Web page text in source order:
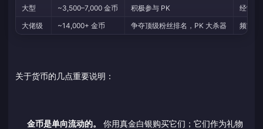
大型
~3,500–7,000 金币 积极参与 PK
经常，
大佬级
~14,000+ 金币 争夺顶级粉丝排名，PK 大杀器 频繁的
关于货币的几点重要说明：
金币是单向流动的。
你用真金白银购买它们；它们作为礼物